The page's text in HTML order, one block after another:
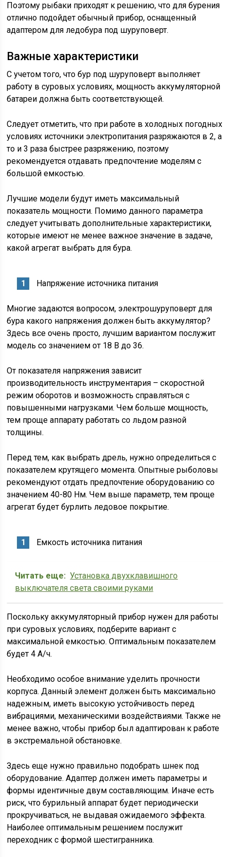
Поэтому рыбаки приходят к решению, что для бурения
отлично подойдет обычный прибор, оснащенный
адаптером для ледобура под шуруповерт.
Важные характеристики
С учетом того, что бур под шуруповерт выполняет
работу в суровых условиях, мощность аккумуляторной
батареи должна быть соответствующей.
Следует отметить, что при работе в холодных погодных
условиях источники электропитания разряжаются в 2, а
то и 3 раза быстрее разряжению, поэтому
рекомендуется отдавать предпочтение моделям с
большой емкостью.
Лучшие модели будут иметь максимальный
показатель мощности. Помимо данного параметра
следует учитывать дополнительные характеристики,
которые имеют не менее важное значение в задаче,
какой агрегат выбрать для бура.
Напряжение источника питания
Многие задаются вопросом, электрошуруповерт для
бура какого напряжения должен быть аккумулятор?
Здесь все очень просто, лучшим вариантом послужит
модель со значением от 18 В до 36.
От показателя напряжения зависит
производительность инструментария – скоростной
режим оборотов и возможность справляться с
повышенными нагрузками. Чем больше мощность,
тем проще аппарату работать со льдом разной
толщины.
Перед тем, как выбрать дрель, нужно определиться с
показателем крутящего момента. Опытные рыболовы
рекомендуют отдать предпочтение оборудованию со
значением 40-80 Нм. Чем выше параметр, тем проще
агрегат будет бурлить ледовое покрытие.
Емкость источника питания
Читать еще: Установка двухклавишного
выключателя света своими руками
Поскольку аккумуляторный прибор нужен для работы
при суровых условиях, подберите вариант с
максимальной емкостью. Оптимальным показателем
будет 4 А/ч.
Необходимо особое внимание уделить прочности
корпуса. Данный элемент должен быть максимально
надежным, иметь высокую устойчивость перед
вибрациями, механическими воздействиями. Также не
менее важно, чтобы прибор был адаптирован к работе
в экстремальной обстановке.
Здесь еще нужно правильно подобрать шнек под
оборудование. Адаптер должен иметь параметры и
формы идентичные двум составляющим. Иначе есть
риск, что бурильный аппарат будет периодически
прокручиваться, не выдавая ожидаемого эффекта.
Наиболее оптимальным решением послужит
переходник с формой шестигранника.